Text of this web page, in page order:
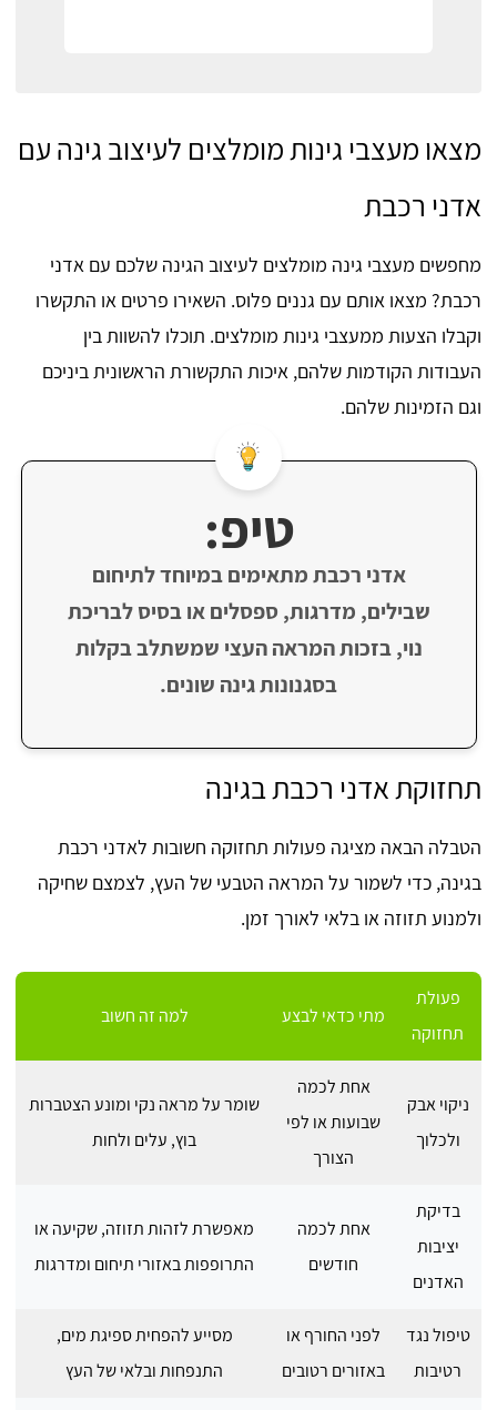
מצאו מעצבי גינות מומלצים לעיצוב גינה עם
אדני רכבת
מחפשים מעצבי גינה מומלצים לעיצוב הגינה שלכם עם אדני
רכבת? מצאו אותם עם גננים פלוס. השאירו פרטים או התקשרו
וקבלו הצעות ממעצבי גינות מומלצים. תוכלו להשוות בין
העבודות הקודמות שלהם, איכות התקשורת הראשונית ביניכם
וגם הזמינות שלהם.
טיפ:
אדני רכבת מתאימים במיוחד לתיחום
שבילים, מדרגות, ספסלים או בסיס לבריכת
נוי, בזכות המראה העצי שמשתלב בקלות
בסגנונות גינה שונים.
תחזוקת אדני רכבת בגינה
הטבלה הבאה מציגה פעולות תחזוקה חשובות לאדני רכבת
בגינה, כדי לשמור על המראה הטבעי של העץ, לצמצם שחיקה
ולמנוע תזוזה או בלאי לאורך זמן.
פעולת
תחזוקה
מתי כדאי לבצע למה זה חשוב
ניקוי אבק
ולכלוך
אחת לכמה
שבועות או לפי
הצורך
שומר על מראה נקי ומונע הצטברות
בוץ, עלים ולחות
בדיקת
יציבות
האדנים
אחת לכמה
חודשים
מאפשרת לזהות תזוזה, שקיעה או
התרופפות באזורי תיחום ומדרגות
טיפול נגד
רטיבות
לפני החורף או
באזורים רטובים
מסייע להפחית ספיגת מים,
התנפחות ובלאי של העץ